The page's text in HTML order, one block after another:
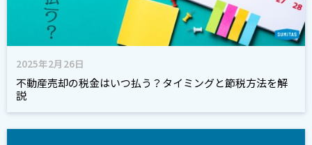
2025年2月26日
不動産売却の税金はいつ払う？タイミングと節税方法を解
説